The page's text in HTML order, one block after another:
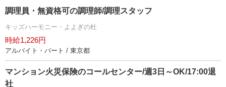
調理員・無資格可の調理師/調理スタッフ
キッズハーモニー・よよぎの杜
時給1,226円
アルバイト・パート / 東京都
マンション火災保険のコールセンター/週3日～OK/17:00退
社